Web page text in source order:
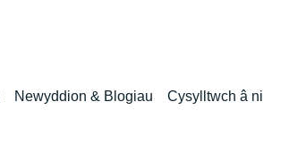
Newyddion & Blogiau Cysylltwch â ni